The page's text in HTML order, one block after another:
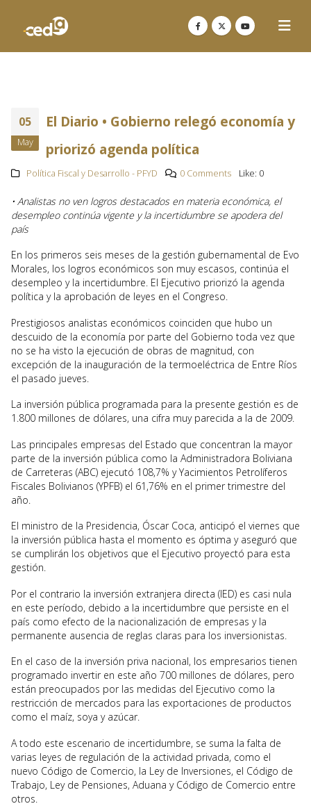
05
May
El Diario • Gobierno relegó economía y
priorizó agenda política
Política Fiscal y Desarrollo - PFYD 0 Comments Like: 0
• Analistas no ven logros destacados en materia económica, el
desempleo continúa vigente y la incertidumbre se apodera del
país
En los primeros seis meses de la gestión gubernamental de Evo
Morales, los logros económicos son muy escasos, continúa el
desempleo y la incertidumbre. El Ejecutivo priorizó la agenda
política y la aprobación de leyes en el Congreso.
Prestigiosos analistas económicos coinciden que hubo un
descuido de la economía por parte del Gobierno toda vez que
no se ha visto la ejecución de obras de magnitud, con
excepción de la inauguración de la termoeléctrica de Entre Ríos
el pasado jueves.
La inversión pública programada para la presente gestión es de
1.800 millones de dólares, una cifra muy parecida a la de 2009.
Las principales empresas del Estado que concentran la mayor
parte de la inversión pública como la Administradora Boliviana
de Carreteras (ABC) ejecutó 108,7% y Yacimientos Petrolíferos
Fiscales Bolivianos (YPFB) el 61,76% en el primer trimestre del
año.
El ministro de la Presidencia, Óscar Coca, anticipó el viernes que
la inversión pública hasta el momento es óptima y aseguró que
se cumplirán los objetivos que el Ejecutivo proyectó para esta
gestión.
Por el contrario la inversión extranjera directa (IED) es casi nula
en este período, debido a la incertidumbre que persiste en el
país como efecto de la nacionalización de empresas y la
permanente ausencia de reglas claras para los inversionistas.
En el caso de la inversión priva nacional, los empresarios tienen
programado invertir en este año 700 millones de dólares, pero
están preocupados por las medidas del Ejecutivo como la
restricción de mercados para las exportaciones de productos
como el maíz, soya y azúcar.
A todo este escenario de incertidumbre, se suma la falta de
varias leyes de regulación de la actividad privada, como el
nuevo Código de Comercio, la Ley de Inversiones, el Código de
Trabajo, Ley de Pensiones, Aduana y Código de Comercio entre
otros.